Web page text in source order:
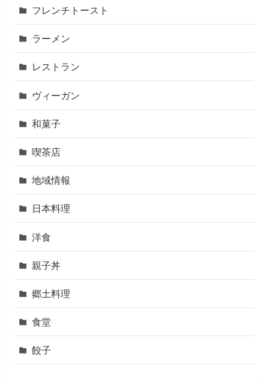
フレンチトースト
ラーメン
レストラン
ヴィーガン
和菓子
喫茶店
地域情報
日本料理
洋食
親子丼
郷土料理
食堂
餃子